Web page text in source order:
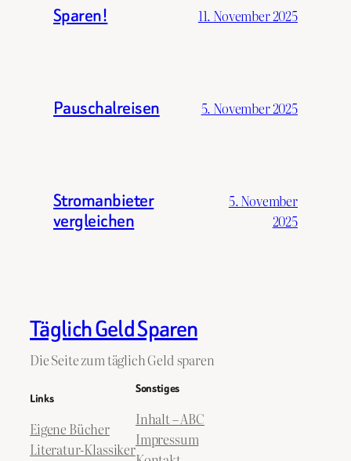
Sparen! 11. November 2025
Pauschalreisen 5. November 2025
Stromanbieter
vergleichen
5. November
2025
Täglich Geld Sparen
Die Seite zum täglich Geld sparen
Links
Eigene Bücher
Literatur-Klassiker
Sonstiges
Inhalt – ABC
Impressum